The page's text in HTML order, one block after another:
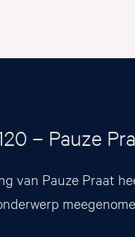
– Pauze
van Pauze Praat